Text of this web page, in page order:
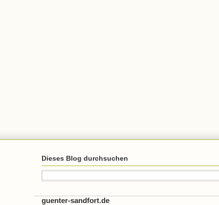
Dieses Blog durchsuchen
guenter-sandfort.de